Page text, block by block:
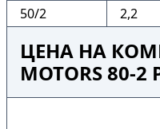
50/2
2,2
ЦЕНА НА
MOTORS 80-